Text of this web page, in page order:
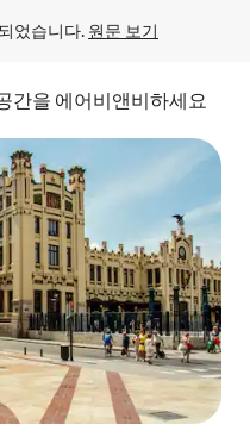
었습니다. 원문 보기
간을 에어비앤비하세요